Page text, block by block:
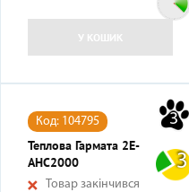
У КОШИК
3
3
Код: 104795
Теплова Гармата 2E-
AHC2000
Товар закінчився